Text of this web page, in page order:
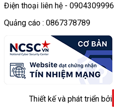
Điện thoại liên hệ - 0904309996
Quảng cáo : 0867378789
Thiết kế và phát triển bởi